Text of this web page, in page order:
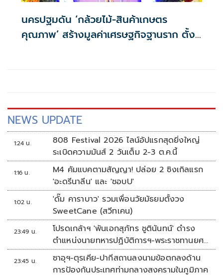
นครปฐมดัน ‘กล้วยไม้-สินค้าเกษตร
คุณภาพ’ สร้างมูลค่าเศรษฐกิจฐานราก ตั้ง
NEWS UPDATE
1:24 น.
808 Festival 2026 ไลน์อัปแรกสุดยิ่งใหญ่
ระเบิดความมันส์ 2 วันเต็ม 2-3 ต.ค.นี้
1:16 น.
M4 คัมแบคตามสัญญา! ปล่อย 2 ซิงเกิลแรก
'อะดรีนาลีน' และ 'ชอบU'
1:02 น.
'ดั๊ม คาราบาว' รวมเพื่อนวัยมัธยมตั้งวง
SweetCane (สวีทเคน)
23:49 น.
โปรดเกล้าฯ 'พันเอกสุภัทร ชูตินันทน์' ดำรง
ตำแหน่งนายทหารปฏิบัติการฯ-พระราชทานยศ
'พลตรี'
23:45 น.
ซาอุฯ-ตุรเคีย-ปากีสถานลงนามข้อตกลงด้าน
การป้องกันประเทศท่ามกลางสงครามในภูมิภาค